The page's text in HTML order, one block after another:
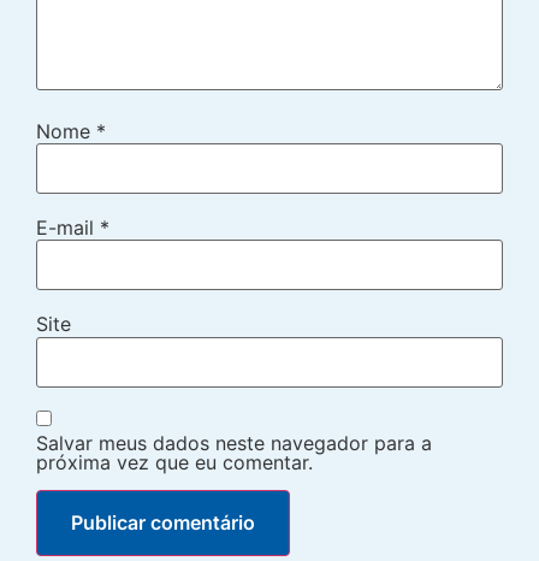
Nome *
E-mail *
Site
Salvar meus dados neste navegador para a
próxima vez que eu comentar.